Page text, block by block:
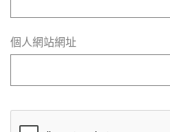
個人網站網址